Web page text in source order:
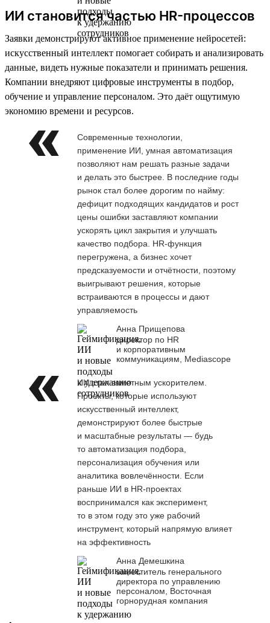
ИИ становится частью HR-процессов
Заявки демонстрируют активное применение нейросетей:
искусственный интеллект помогает собирать и анализировать
данные, видеть нужные показатели и принимать решения.
Компании внедряют цифровые инструменты в подбор,
обучение и управление персоналом. Это даёт ощутимую
экономию времени и ресурсов.
Современные технологии,
применение ИИ, умная автоматизация
позволяют нам решать разные задачи
и делать это быстрее. В последние годы
рынок стал более дорогим по найму:
дефицит подходящих кандидатов и рост
цены ошибки заставляют компании
ускорять цикл закрытия и улучшать
качество подбора. HR-функция
перегружена, а бизнес хочет
предсказуемости и отчётности, поэтому
выигрывают решения, которые
встраиваются в процессы и дают
управляемость
Анна Прищепова
директор по HR
и корпоративным
коммуникациям, Mediascope
ИИ стал заметным ускорителем.
Проекты, которые используют
искусственный интеллект,
демонстрируют более быстрые
и масштабные результаты — будь
то автоматизация подбора,
персонализация обучения или
аналитика вовлечённости. Если
раньше ИИ в HR-проектах
воспринимался как эксперимент,
то в этом году это уже рабочий
инструмент, который напрямую влияет
на эффективность
Анна Демешкина
заместитель генерального
директора по управлению
персоналом, Восточная
горнорудная компания